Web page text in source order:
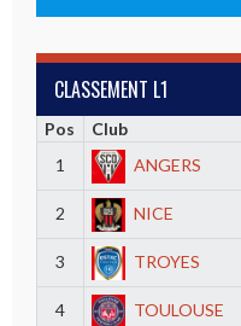
CLASSEMENT L1
Pos Club
1
ANGERS
2 NICE
3 TROYES
4 TOULOUSE